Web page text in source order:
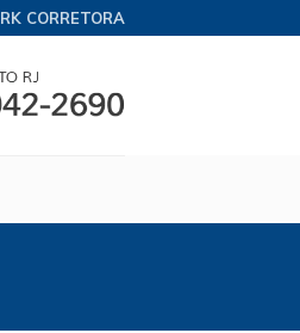
CORRETORA